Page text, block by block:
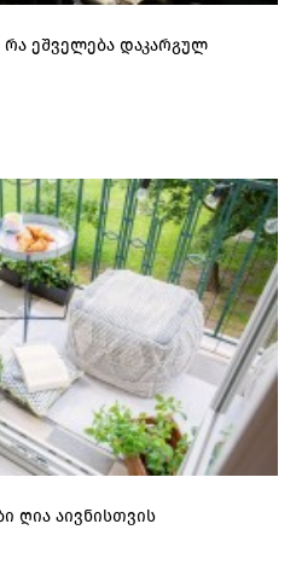
ეშველება დაკარგულ
ღია აივნისთვის